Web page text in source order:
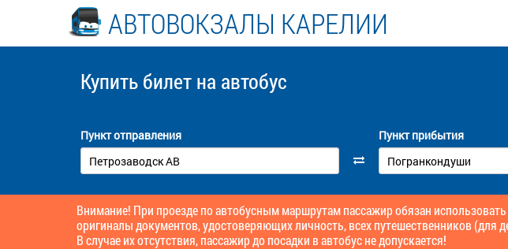
АВТОВОКЗАЛЫ КАРЕЛИИ
Купить билет на автобус
Пункт отправления Пункт прибытия
Внимание! При проезде по автобусным маршрутам пассажир обязан
оригиналы документов, удостоверяющих личность, всех путешественников (для
В случае их отсутствия, пассажир до посадки в автобус не допускается!